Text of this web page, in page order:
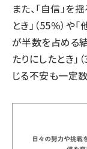
また、「自信」を
とき」（55％）や
が半数を占める
たりにしたとき」
じる不安も一定